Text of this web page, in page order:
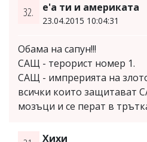
32. е'а ти и америката
23.04.2015 10:04:31
Обама на сапун!!!
САЩ - терорист номер 1.
САЩ - импрерията на
всички които защитават
мозъци и се перат в
Хихи